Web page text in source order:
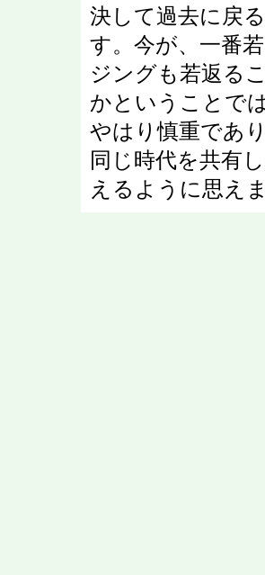
決して過去に戻
す。今が、一番
ジングも若返る
かということで
やはり慎重であ
同じ時代を共有
えるように思えま